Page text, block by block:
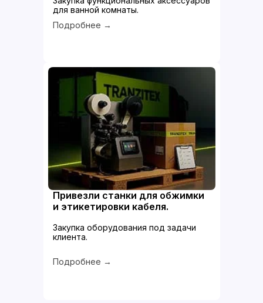
для ванной комнаты.
Подробнее →
Привезли станки для обжимки
и этикетировки кабеля.
Закупка оборудования под задачи
клиента.
Подробнее →